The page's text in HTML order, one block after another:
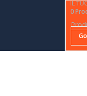
IL
0